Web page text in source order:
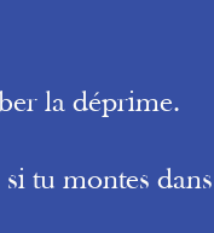
la déprime.
tu montes dans